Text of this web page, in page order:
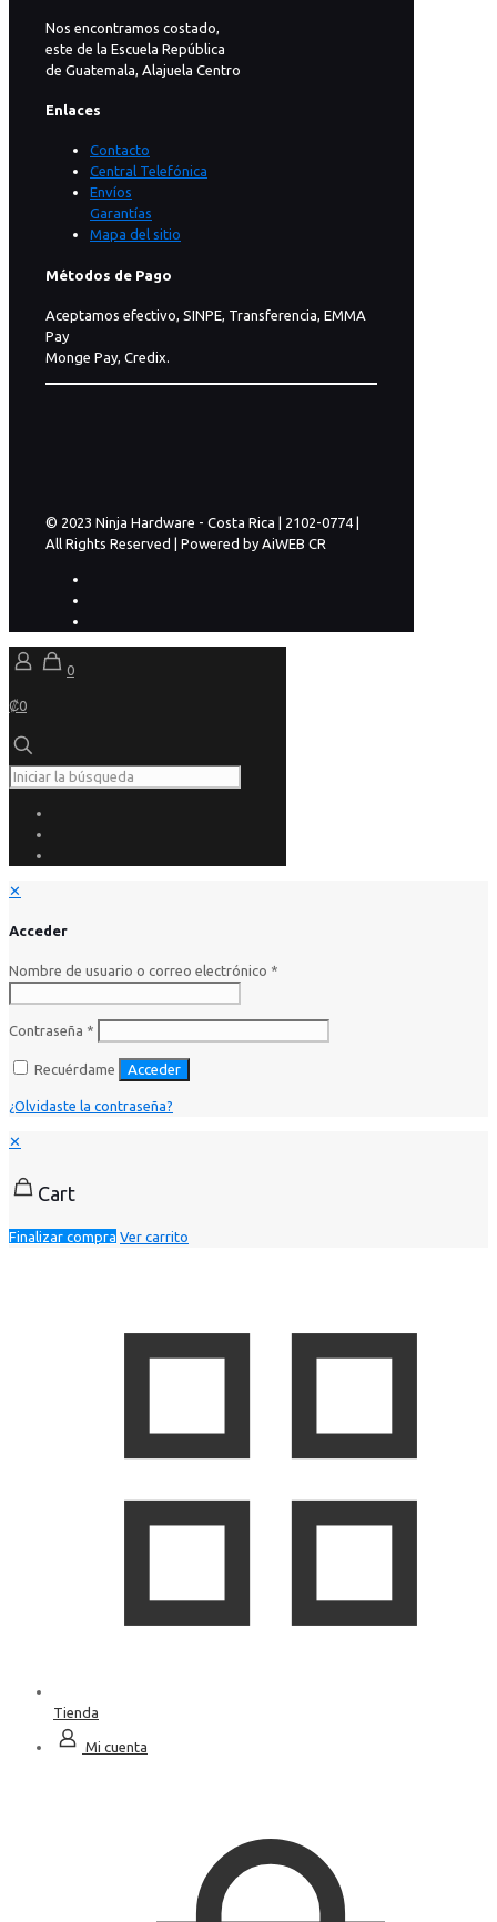
Nos encontramos costado,
este de la Escuela República
de Guatemala, Alajuela Centro
Enlaces
Contacto
Central Telefónica
Envíos
Garantías
Mapa del sitio
Métodos de Pago
Aceptamos efectivo, SINPE, Transferencia, EMMA
Pay
Monge Pay, Credix.
© 2023 Ninja Hardware - Costa Rica | 2102-0774 |
All Rights Reserved | Powered by AiWEB CR
0
₡0
✕
Acceder
Nombre de usuario o correo electrónico *
Contraseña *
Recuérdame Acceder
¿Olvidaste la contraseña?
✕
Cart
Finalizar compra Ver carrito
Tienda
Mi cuenta